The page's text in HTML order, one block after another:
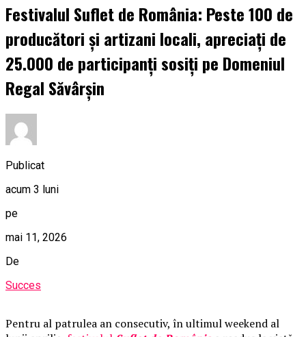
Festivalul Suflet de România: Peste 100 de
producători și artizani locali, apreciați de
25.000 de participanți sosiți pe Domeniul
Regal Săvârșin
Publicat
acum 3 luni
pe
mai 11, 2026
De
Succes
Pentru al patrulea an consecutiv, în ultimul weekend al